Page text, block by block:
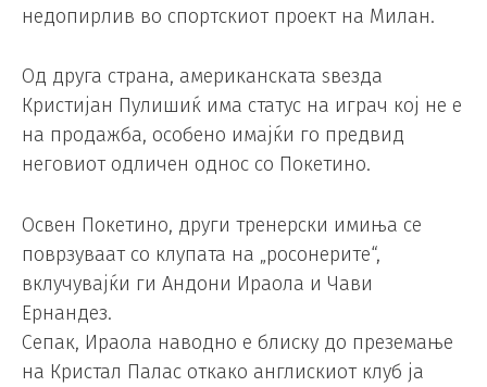
недопирлив во спортскиот проект на Милан.
Од друга страна, американската ѕвезда
Кристијан Пулишиќ има статус на играч кој не е
на продажба, особено имајќи го предвид
неговиот одличен однос со Покетино.
Освен Покетино, други тренерски имиња се
поврзуваат со клупата на „росонерите“,
вклучувајќи ги Андони Ираола и Чави
Ернандез.
Сепак, Ираола наводно е блиску до преземање
на Кристал Палас откако англискиот клуб ја